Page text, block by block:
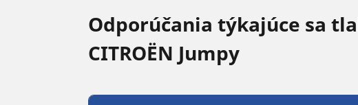
Odporúčania týkajúce sa
CITROËN Jumpy